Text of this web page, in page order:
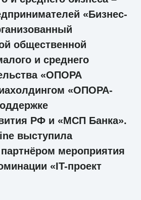
«Бизнес-
общественной
и среднего
«ОПОРА
«ОПОРА-
РФ и «МСП Банка».
выступила
мероприятия
«IT-проект